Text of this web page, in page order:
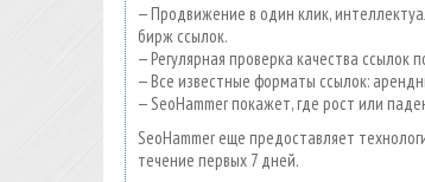
— Продвижение в один клик,
бирж ссылок.
— Регулярная проверка качества
— Все известные форматы ссылок:
— SeoHammer покажет, где рост или
SeoHammer еще предоставляет
течение первых 7 дней.